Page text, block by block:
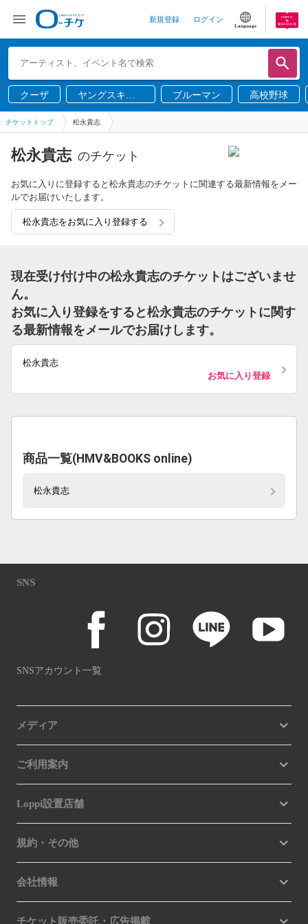
新規登録 ログイン
Language
クーザ
ヤングスキニ
ー
ブルーマン 高校野球
チケットトップ 松永貴志
松永貴志 のチケット
お気に入りに登録すると松永貴志のチケットに関連する最新情報をメー
ルでお届けいたします。
松永貴志をお気に入り登録する
現在受け付け中の松永貴志のチケットはございませ
ん。
お気に入り登録をすると松永貴志のチケットに関す
る最新情報をメールでお届けします。
松永貴志
お気に入り登録
商品一覧(HMV&BOOKS online)
松永貴志
SNS
SNSアカウント一覧
メディア
ご利用案内
Loppi設置店舗
規約・その他
会社情報
チケット販売委託・広告掲載